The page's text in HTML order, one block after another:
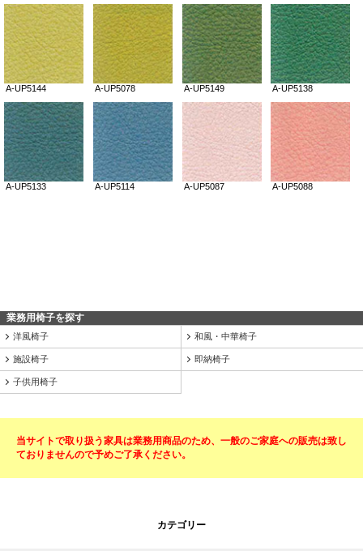
業務用椅子を探す
洋風椅子 和風・中華椅子
施設椅子 即納椅子
子供用椅子
当サイトで取り扱う家具は業務用商品のため、一般のご家庭への販売は致し
ておりませんので予めご了承ください。
カテゴリー